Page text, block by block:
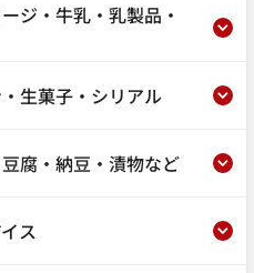
ジ・牛乳・乳製品・
生菓子・シリアル
腐・納豆・漬物など
ス